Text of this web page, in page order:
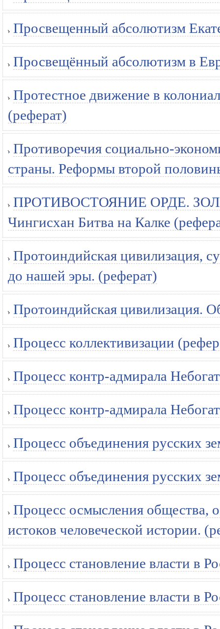
Просвещенный абсолютизм
Просвещённый абсолютизм в
Протестное движение в
(реферат)
Противоречия социально-
страны. Реформы второй
ПРОТИВОСТОЯНИЕ ОРДЕ.
Чингисхан Битва на Калке
Протоиндийская цивилизация,
до нашей эры. (реферат)
Протоиндийская цивилизация.
Процесс коллективизации
Процесс контр-адмирала
Процесс контр-адмирала
Процесс объединения русских
Процесс объединения русских
Процесс осмысления общества,
истоков человеческой истории.
Процесс становление власти в
Процесс становление власти в